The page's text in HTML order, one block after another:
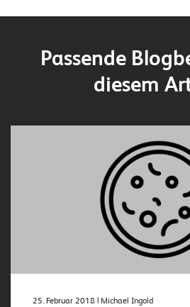
Passende
diesem
25. Februar 2018 | Michael Ingold